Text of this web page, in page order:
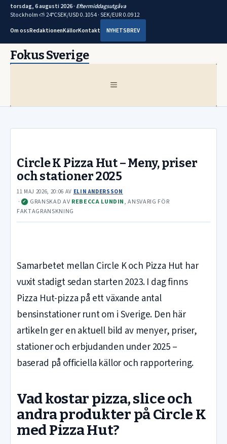
torsdag, 6 augusti 2026 · Eftermiddagsutgåva
Stockholm ⛅ 24°CSEK/USD 0.1054 · SEK/EUR 0.0912
Om ossRedaktionenKällorKontakt NYHETSBREV
Hoppa
tillFokus Sverige
MENY
Circle K Pizza Hut – Meny, priser
och stationer 2025
11 MAJ 2026, 20:06 AV ELIN ANDERSSON
· ✓ GRANSKAD AV REBECCA LUNDIN, ANSVARIG FÖR
FAKTAGRANSKNING
Samarbetet mellan Circle K och Pizza Hut har
vuxit stadigt sedan starten 2023. I dag finns
Pizza Hut-pizza på ett växande antal
bensinstationer runt om i Sverige. Den här
artikeln ger en aktuell bild av menyer, priser,
stationer och erbjudanden under 2025 –
baserad på officiella källor och rapportering.
Vad kostar pizza, slice och
andra produkter på Circle K
med Pizza Hut?